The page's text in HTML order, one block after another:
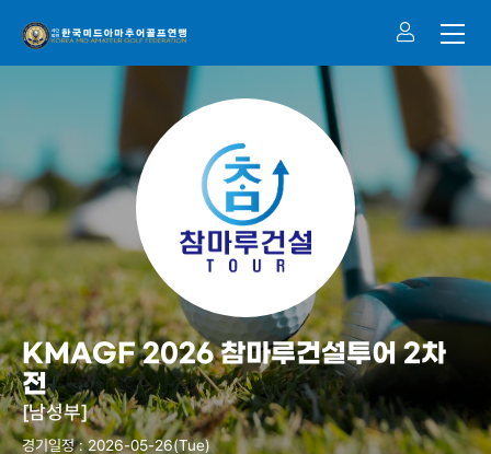
KMAGF 2026 참마루건설투어 2차
전
[남성부]
경기일정 : 2026-05-26(Tue)